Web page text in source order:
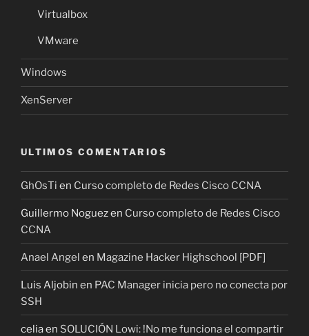
Virtualbox
VMware
Windows
XenServer
ULTIMOS COMENTARIOS
GhOsTi en Curso completo de Redes Cisco CCNA
Guillermo Noguezen Curso completo de Redes Cisco
CCNA
Anael Angel en Magazine Hacker Highschool [PDF]
Luis Aljobin en PAC Manager inicia pero no conecta por
SSH
celiaen SOLUCIÓN Lowi: !No me funciona el compartir